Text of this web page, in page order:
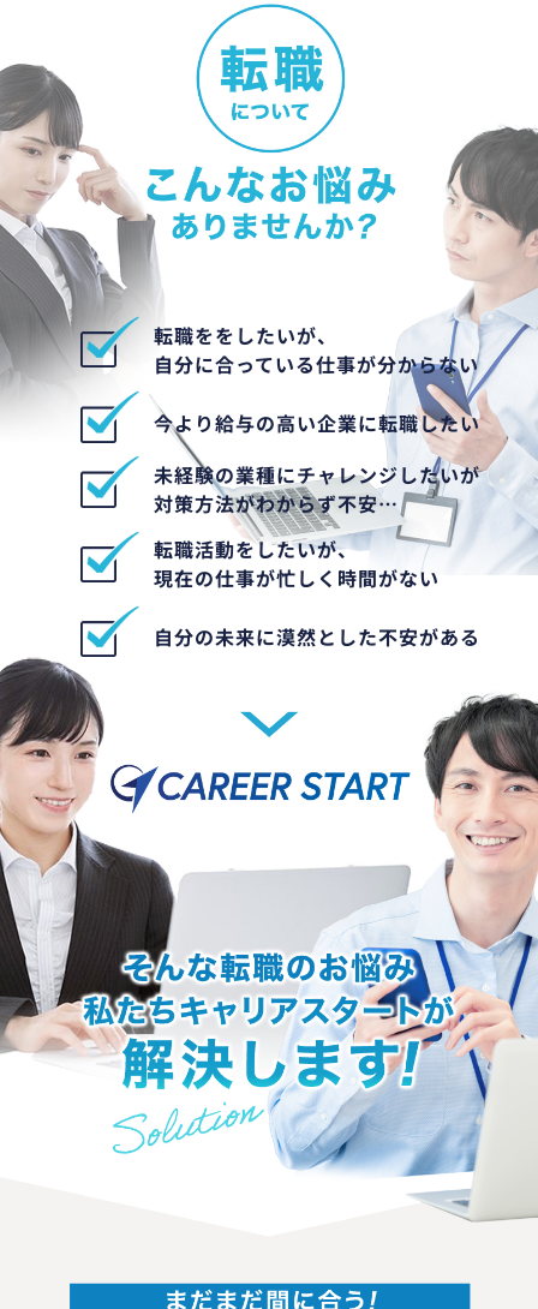
転職ををしたいが、
自分に合っている仕事が分からない
今より給与の高い企業に転職したい
未経験の業種にチャレンジしたいが
対策方法がわからず不安…
転職活動をしたいが、
現在の仕事が忙しく時間がない
自分の未来に漠然とした不安がある